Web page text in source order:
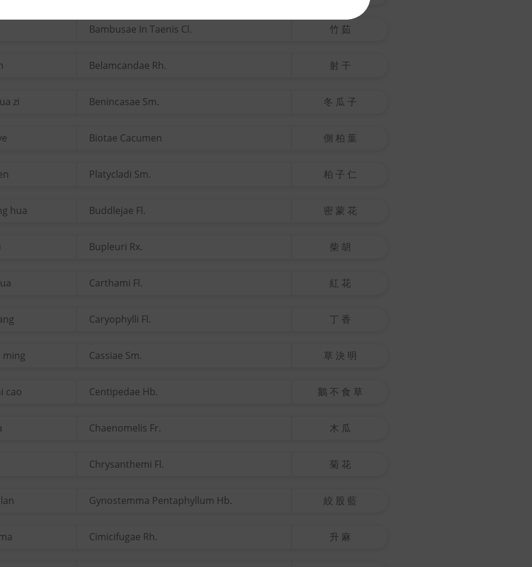
Bambusae In Taenis Cl. 竹 茹
Belamcandae Rh. 射 干
zi Benincasae Sm. 冬 瓜 子
Biotae Cacumen 側 柏 葉
Platycladi Sm. 柏 子 仁
hua Buddlejae Fl. 密 蒙 花
Bupleuri Rx. 柴 胡
Carthami Fl. 紅 花
Caryophylli Fl. 丁 香
ming Cassiae Sm. 草 決 明
cao Centipedae Hb. 鵝 不 食 草
Chaenomelis Fr. 木 瓜
Chrysanthemi Fl. 菊 花
Gynostemma Pentaphyllum Hb. 絞 股 藍
Cimicifugae Rh. 升 麻